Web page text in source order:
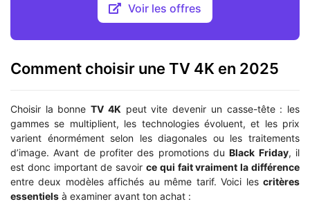
Voir les offres
Comment choisir une TV 4K en 2025
Choisir la bonneTV 4K peut vite devenir un casse-tête : les
gammes se multiplient, les technologies évoluent, et les prix
varient énormément selon les diagonales ou les traitements
d’image. Avant de profiter des promotions duBlack Friday, il
est donc important de savoir ce qui fait vraiment la différence
entre deux modèles affichés au même tarif. Voici les critères
essentiels à examiner avant ton achat :